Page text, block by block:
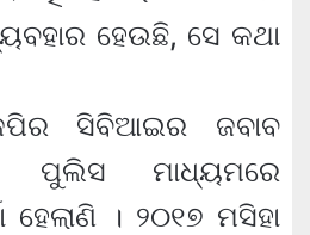
ହେଉଛି, ସେ କଥା
ସିବିଆଇର ଜବାବ
ପୁଲିସ ମାଧ୍ୟମରେ
ହେଲାଣି । ୨୦୧୭ ମସିହା